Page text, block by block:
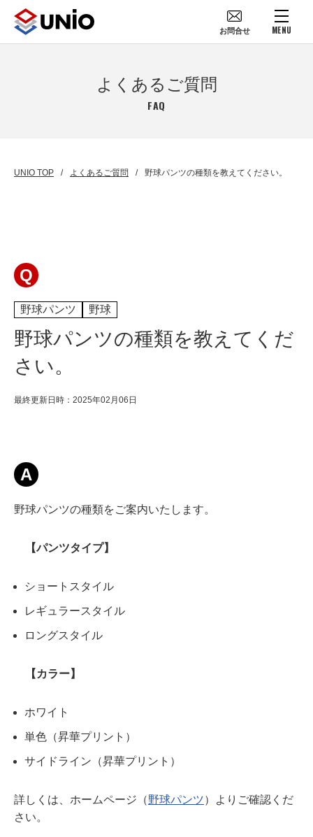
お問合せ MENU
よくあるご質問
FAQ
UNIO TOP よくあるご質問 野球パンツの種類を教えてください。
Q
野球パンツ 野球
野球パンツの種類を教えてくだ
さい。
最終更新日時：2025年02月06日
A
野球パンツの種類をご案内いたします。
【パンツタイプ】
ショートスタイル
レギュラースタイル
ロングスタイル
【カラー】
ホワイト
単色（昇華プリント）
サイドライン（昇華プリント）
詳しくは、ホームページ（野球パンツ）よりご確認くだ
さい。